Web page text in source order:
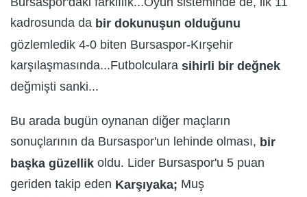
kadrosunda da bir dokunuşun olduğunu
gözlemledik 4-0 biten Bursaspor-Kırşehir
karşılaşmasında...Futbolculara sihirli bir değnek
değmişti sanki...
Bu arada bugün oynanan diğer maçların
sonuçlarının da Bursaspor'un lehinde olması, bir
başka güzellik oldu. Lider Bursaspor'u 5 puan
geriden takip eden Karşıyaka; Muş